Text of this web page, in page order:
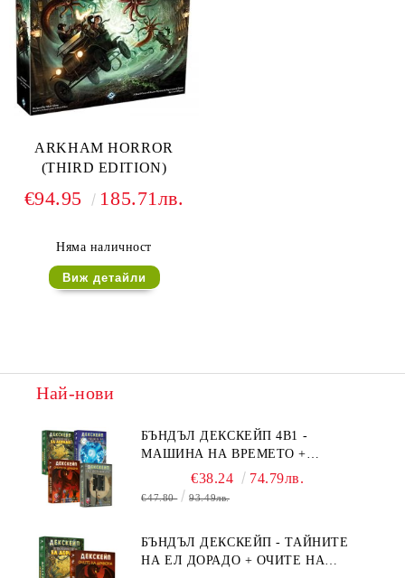
ARKHAM HORROR
(THIRD EDITION)
€94.95 185.71лв.
Няма наличност
Виж детайли
Най-нови
БЪНДЪЛ ДЕКСКЕЙП 4В1 -
МАШИНА НА ВРЕМЕТО +
БЯГСТВО ОТ АЛКАТРАЗ +
ТАЙНИТЕ НА ЕЛ ДОРАДО +
€38.24 74.79лв.
€47.80 93.49лв.
БЪНДЪЛ ДЕКСКЕЙП - ТАЙНИТЕ
НА ЕЛ ДОРАДО + ОЧИТЕ НА